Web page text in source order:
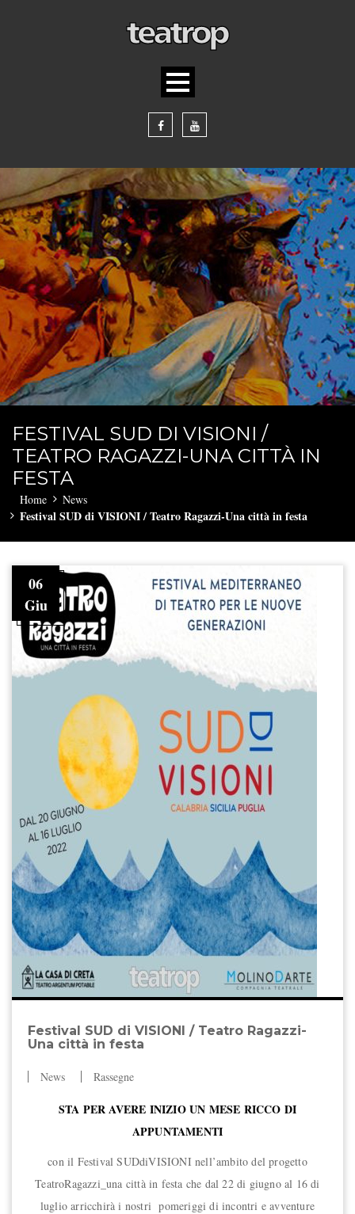
FESTIVAL SUD DI VISIONI /
TEATRO RAGAZZI-UNA CITTÀ IN
FESTA
Home News
Festival SUD di VISIONI / Teatro Ragazzi-Una città in festa
06
Giu
Festival SUD di VISIONI / Teatro Ragazzi-
Una città in festa
News Rassegne
STA PER AVERE INIZIO UN MESE RICCO DI
APPUNTAMENTI
con il Festival SUDdiVISIONI nell’ambito del progetto
TeatroRagazzi_una città in festa che dal 22 di giugno al 16 di
luglio arricchirà i nostri pomeriggi di incontri e avventure